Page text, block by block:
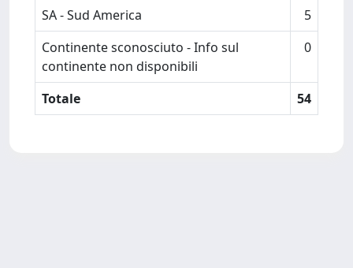
SA - Sud America
5
Continente sconosciuto - Info sul
continente non disponibili
0
Totale 54